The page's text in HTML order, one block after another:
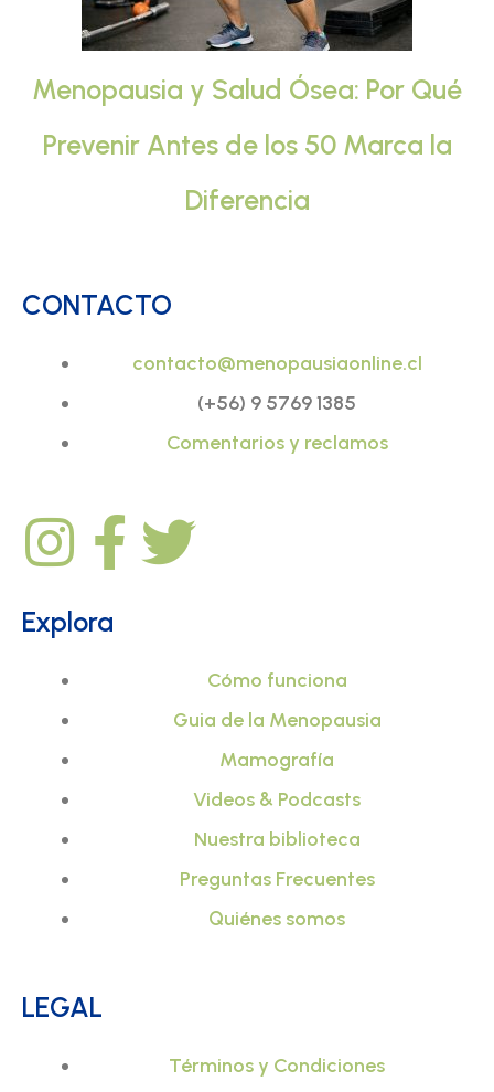
Menopausia y Salud Ósea: Por Qué
Prevenir Antes de los 50 Marca la
Diferencia
CONTACTO
contacto@menopausiaonline.cl
(+56) 9 5769 1385
Comentarios y reclamos
I
n
s
t
a
g
r
a
m
F
c
T
t
e
r
Explora
Cómo funciona
Guia de la Menopausia
Mamografía
Videos & Podcasts
Nuestra biblioteca
Preguntas Frecuentes
Quiénes somos
LEGAL
Términos y Condiciones